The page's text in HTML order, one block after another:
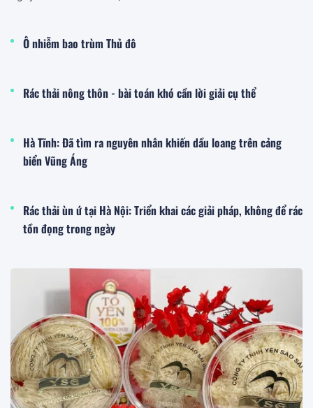
Ô nhiễm bao trùm Thủ đô
Rác thải nông thôn - bài toán khó cần lời giải cụ thể
Hà Tĩnh: Đã tìm ra nguyên nhân khiến dầu loang trên cảng
biển Vũng Áng
Rác thải ùn ứ tại Hà Nội: Triển khai các giải pháp, không để rác
tồn đọng trong ngày